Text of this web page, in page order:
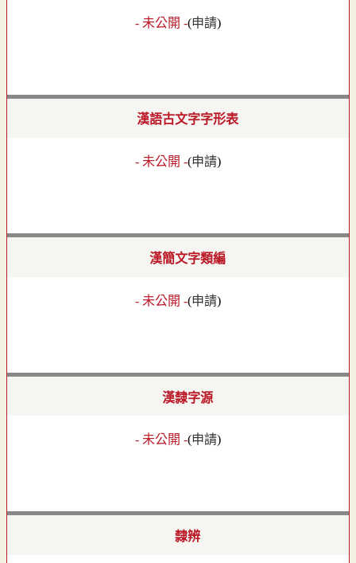
- 未公開 -(申請)
漢語古文字字形表
- 未公開 -(申請)
漢簡文字類編
- 未公開 -(申請)
漢隸字源
- 未公開 -(申請)
隸辨